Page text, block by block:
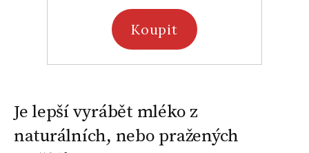
Koupit
Je lepší vyrábět mléko z
naturálních, nebo pražených